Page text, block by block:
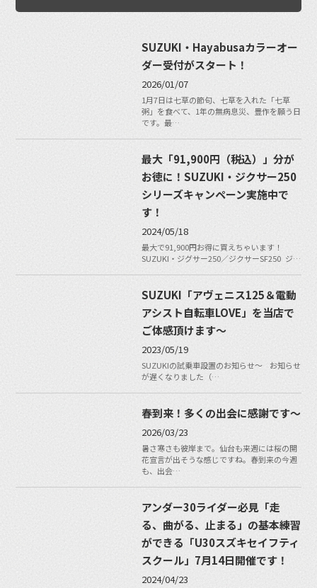
SUZUKI・Hayabusaカラーオー
ダー受付がスタート！
2026/01/07
1月7日は七草の節句、七草を入れた「七草
粥」を食べて、1年の無病息災、豊作を願う日
です。最…
最大「91,900円（税込）」分が
お徳に！SUZUKI・ジクサー250
シリーズキャンペーン実施中で
す！
2024/05/18
最大で91,900円お得に買えちゃいます！
SUZUKI・ジグサー250／ジクサーSF250 ジ…
SUZUKI「アヴェニス125＆電動
アシスト自転車LOVE」を当店で
ご体感頂けます〜
2023/05/19
SUZUKIの試乗車設置のお知らせ〜 お知らせ
が遅くなりました（…
春到来！多くの出会に感謝です〜
2026/03/23
暑さ寒さも彼岸まで。仙台も来週には桜の開
花宣言が出そうな感じですね。春到来の今週
も、出会…
アンダー30ライダー必見「走
る、曲がる、止まる」の基本練習
ができる「U30スズキセイフティ
スクール」7月14日開催です！
2024/04/23